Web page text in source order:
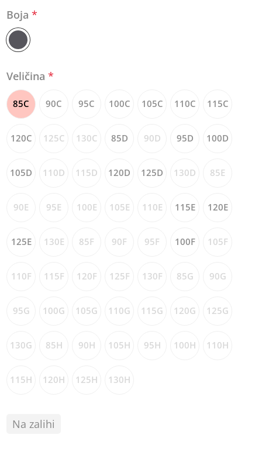
Boja*
Veličina*
85C 90C 95C 100C 105C 110C 115C
120C 125C 130C 85D 90D 95D 100D
105D 110D 115D 120D 125D 130D 85E
90E 95E 100E 105E 110E 115E 120E
125E 130E 85F 90F 95F 100F 105F
110F 115F 120F 125F 130F 85G 90G
95G 100G 105G 110G 115G 120G 125G
130G 85H 90H 105H 95H 100H 110H
115H 120H 125H 130H
Na zalihi